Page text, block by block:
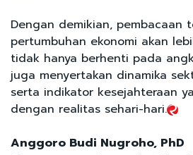
Dengan demikian, pembacaan
pertumbuhan ekonomi akan
tidak hanya berhenti pada
juga menyertakan dinamika
serta indikator kesejahteraan
dengan realitas sehari-hari.
Anggoro Budi Nugroho, PhD